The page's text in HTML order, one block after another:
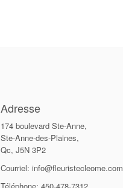
Adresse
174 boulevard Ste-Anne,
Ste-Anne-des-Plaines,
Qc, J5N 3P2
Courriel: info@fleuristecleome.com
Téléphone: 450-478-7312